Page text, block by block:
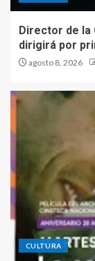
Director de la
dirigirá por
agosto 8, 2026
CULTURA